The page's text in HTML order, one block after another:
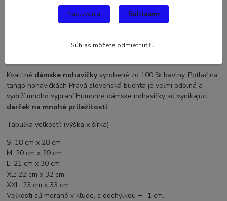
Kvalitné dámske nohavičkyvyrobené zo 100 % bavlny. Potlač na
tango nohavičkách Pravá slovenská buchta je veľmi odolná a
vydrží mnoho vypraní.Humorné dámske nohavičky sú vynikajúci
darček na mnohé príležitosti.
Tabuľka veľkostí: (výška x šírka)
S: 18 cm x 28 cm
M: 20 cm x 29 cm
L: 21 cm x 30 cm
XL: 22 cm x 32 cm
XXL: 23 cm x 33 cm
Veľkosti sú merané v kľude, s odchýlkou +- 1 cm.
Nastavenia Súhlasím
Súhlas môžete odmietnuťtu.